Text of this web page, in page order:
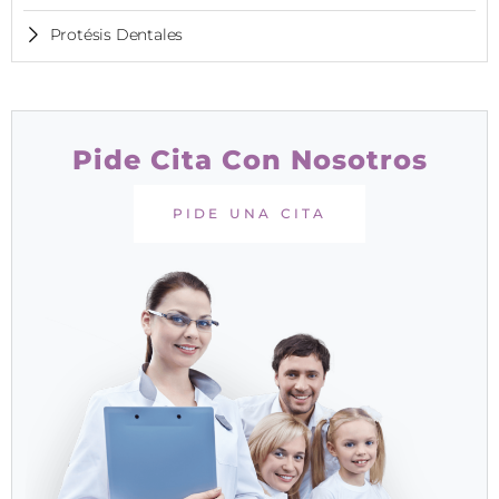
Protésis Dentales
Pide Cita Con Nosotros
PIDE UNA CITA